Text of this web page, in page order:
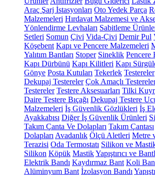
Araç Şarj İstasyonları Oto Yedek Parça
Malzemeleri Hırdavat Malzemesi ve
Yönlendirme Levhaları Sabitleme
Setleri Somun Çivi Vida-Çivi Demir Pul
Köşebent Kapı ve Pencere Malzemeleri
Yalıtım Bantları Stoper Sineklik Pencere
Kapı Dürbünü Kapı Kilitleri Kapı
Gönye Posta Kutuları Tekerlek Testereler
Dekupaj Testereler Çok Amaçlı
Testereler Testere Aksesuarları Tilki
Daire Testere Bıçağı Dekupaj Testere
Malzemeleri İş Güvenlik Gözlükleri İş
Ayakkabısı Diğer İş Güvenlik Ürünleri
Takım Çanta Ve Dolapları Takım Çantası
Dolapları Avadanlık Ölçü Aletleri Metre
Terazisi Oda Termostatı Silikon ve
Silikon Köpük MastikYapıştırıcı ve
Elektrik Bandı Kaydırmaz Bant Koli
Alüminyum Bant İzolasyon Bandı